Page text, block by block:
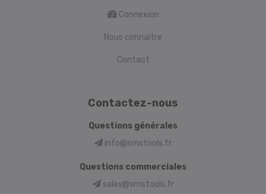
Connexion
Nous connaître
Contact
Contactez-nous
Questions générales
info@smstools.fr
Questions commerciales
sales@smstools.fr